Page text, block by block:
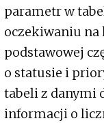
parametr w
oczekiwaniu na
podstawowej
o statusie i
tabeli z danymi
informacji o